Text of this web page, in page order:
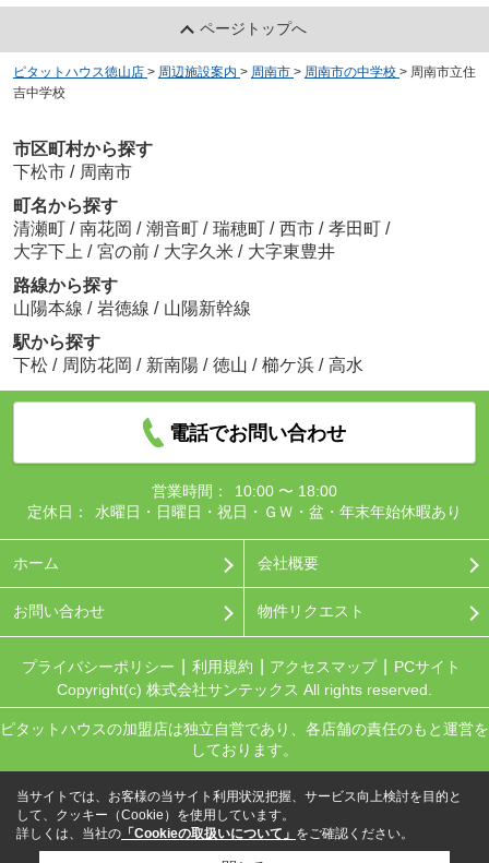
ページトップへ
ピタットハウス徳山店 > 周辺施設案内 > 周南市 > 周南市の中学校 > 周南市立住
吉中学校
市区町村から探す
下松市 / 周南市
町名から探す
清瀬町 / 南花岡 / 潮音町 / 瑞穂町 / 西市 / 孝田町 /
大字下上 / 宮の前 / 大字久米 / 大字東豊井
路線から探す
山陽本線 / 岩徳線 / 山陽新幹線
駅から探す
下松 / 周防花岡 / 新南陽 / 徳山 / 櫛ケ浜 / 高水
電話でお問い合わせ
営業時間：
10:00 〜 18:00
定休日：
水曜日・日曜日・祝日・ＧＷ・盆・年末年始休暇あり
ホーム 会社概要
お問い合わせ 物件リクエスト
プライバシーポリシー 利用規約 アクセスマップ
PCサイト
Copyright(c) 株式会社サンテックス All rights reserved.
ピタットハウスの加盟店は独立自営であり、各店舗の責任のもと運営を
しております。
当サイトでは、お客様の当サイト利用状況把握、サービス向上検討を目的と
して、クッキー（Cookie）を使用しています。
詳しくは、当社の 「Cookieの取扱いについて」 をご確認ください。